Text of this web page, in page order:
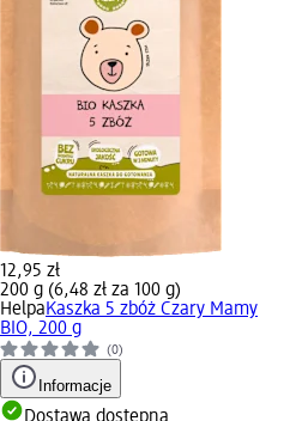
12,95 zł
200 g (6,48 zł za 100 g)
HelpaKaszka 5 zbóż Czary Mamy
BIO, 200 g
(0)
Informacje